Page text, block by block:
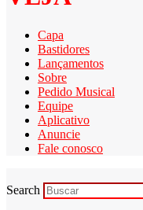
Capa
Bastidores
Lançamentos
Sobre
Pedido Musical
Equipe
Aplicativo
Anuncie
Fale conosco
Search